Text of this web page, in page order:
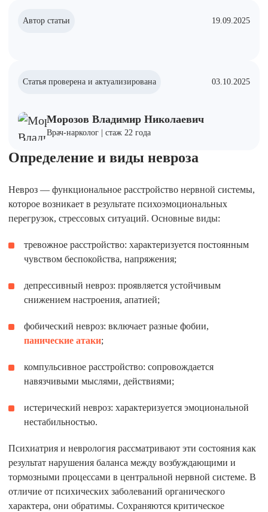
Определение и виды невроза
Невроз — функциональное расстройство нервной системы,
которое возникает в результате психоэмоциональных
перегрузок, стрессовых ситуаций. Основные виды:
тревожное расстройство: характеризуется постоянным
чувством беспокойства, напряжения;
депрессивный невроз: проявляется устойчивым
снижением настроения, апатией;
фобический невроз: включает разные фобии,
панические атаки;
компульсивное расстройство: сопровождается
навязчивыми мыслями, действиями;
истерический невроз: характеризуется эмоциональной
нестабильностью.
Психиатрия и неврология рассматривают эти состояния как
результат нарушения баланса между возбуждающими и
тормозными процессами в центральной нервной системе. В
отличие от психических заболеваний органического
характера, они обратимы. Сохраняются критическое
Автор статьи 19.09.2025
Статья проверена и актуализирована 03.10.2025
Морозов Владимир Николаевич
Врач-нарколог | стаж 22 года